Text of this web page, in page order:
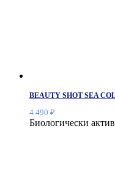
BEAUTY SHOT SEA
4 490 ₽
Биологически